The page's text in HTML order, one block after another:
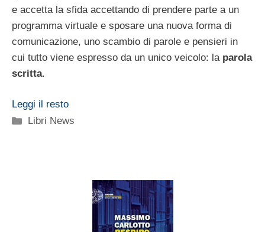
e accetta la sfida accettando di prendere parte a un
programma virtuale e sposare una nuova forma di
comunicazione, uno scambio di parole e pensieri in
cui tutto viene espresso da un unico veicolo: la parola
scritta.
Leggi il resto
Categorie
Libri News